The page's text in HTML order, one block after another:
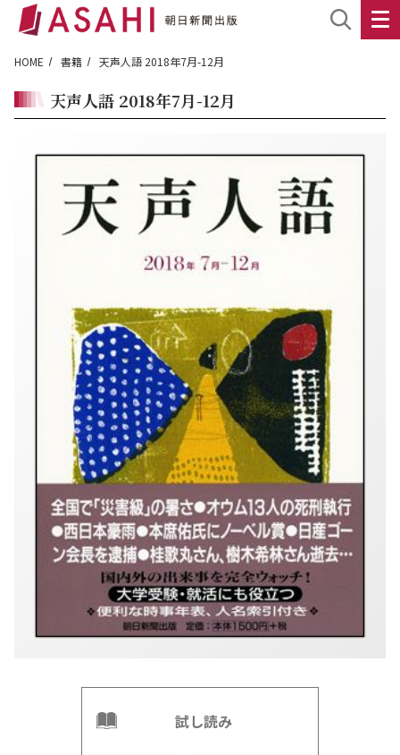
HOME 書籍 天声人語 2018年7月-12月
天声人語 2018年7月-12月
試し読み